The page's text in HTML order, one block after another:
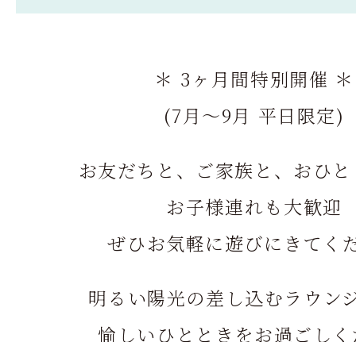
＊ 3ヶ月間特別開催 ＊
(7月～9月 平日限定)
お友だちと、ご家族と、おひ
お子様連れも大歓迎
ぜひお気軽に遊びにきてく
明るい陽光の差し込むラウン
愉しいひとときをお過ごし